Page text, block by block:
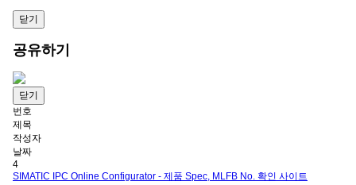
닫기
공유하기
닫기
번호
제목
작성자
날짜
4
SIMATIC IPC Online Configurator - 제품 Spec, MLFB No. 확인 사이트